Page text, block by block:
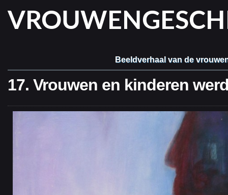
Beeldverhaal van de
17. Vrouwen en kinderen